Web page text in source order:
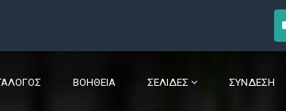
ΒΟΉΘΕΙΑ ΣΕΛΊΔΕΣ ΣΎΝΔΕΣΗ